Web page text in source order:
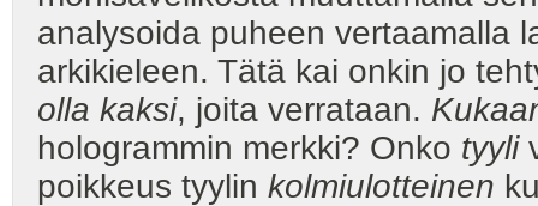
analysoida puheen vertaamalla
arkikieleen. Tätä kai onkin jo
olla kaksi, joita verrataan.
hologrammin merkki? Onko tyyli
poikkeus tyylin kolmiulotteinen